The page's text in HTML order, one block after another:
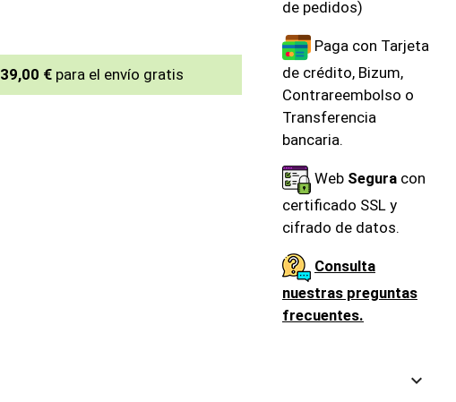
39,00 €para el envío gratis
de pedidos)
Paga con Tarjeta
de crédito, Bizum,
Contrareembolso o
Transferencia
bancaria.
Web Seguracon
certificado SSL y
cifrado de datos.
Consulta
nuestras preguntas
frecuentes.
keyboard_arrow_down